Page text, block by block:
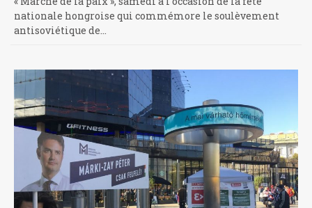
nationale hongroise qui commémore le soulèvement
antisoviétique de…